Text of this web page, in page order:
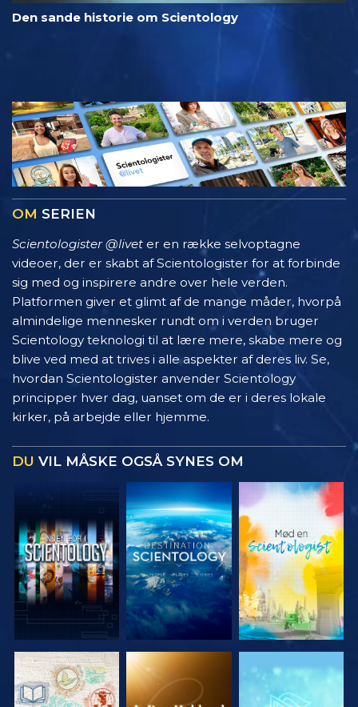
Den sande historie om Scientology
OM SERIEN
Scientologister @livet er en række selvoptagne
videoer, der er skabt af Scientologister for at forbinde
sig med og inspirere andre over hele verden.
Platformen giver et glimt af de mange måder, hvorpå
almindelige mennesker rundt om i verden bruger
Scientology teknologi til at lære mere, skabe mere og
blive ved med at trives i alle aspekter af deres liv. Se,
hvordan Scientologister anvender Scientology
principper hver dag, uanset om de er i deres lokale
kirker, på arbejde eller hjemme.
DU VIL MÅSKE OGSÅ SYNES OM
UDFORSK
UDFORSK
UDFORSK